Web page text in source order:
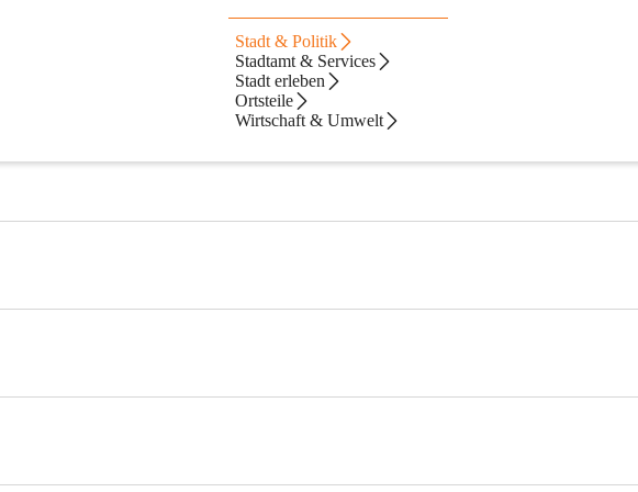
Stadt & Politik
Stadtamt & Services
Stadt erleben
Ortsteile
Wirtschaft & Umwelt